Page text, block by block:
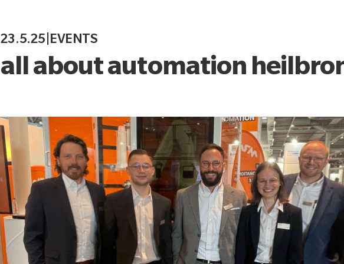
23.5.25 EVENTS
all about automation